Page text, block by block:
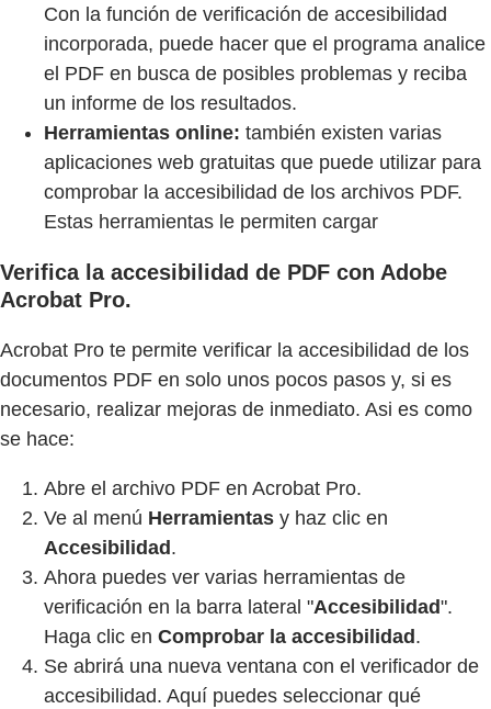
Con la función de verificación de accesibilidad
incorporada, puede hacer que el programa analice
el PDF en busca de posibles problemas y reciba
un informe de los resultados.
Herramientas online: también existen varias
aplicaciones web gratuitas que puede utilizar para
comprobar la accesibilidad de los archivos PDF.
Estas herramientas le permiten cargar
Verifica la accesibilidad de PDF con Adobe
Acrobat Pro.
Acrobat Pro te permite verificar la accesibilidad de los
documentos PDF en solo unos pocos pasos y, si es
necesario, realizar mejoras de inmediato. Asi es como
se hace:
Abre el archivo PDF en Acrobat Pro.
Ve al menú Herramientas y haz clic en
Accesibilidad .
Ahora puedes ver varias herramientas de
verificación en la barra lateral "Accesibilidad".
Haga clic en Comprobar la accesibilidad .
Se abrirá una nueva ventana con el verificador de
accesibilidad. Aquí puedes seleccionar qué